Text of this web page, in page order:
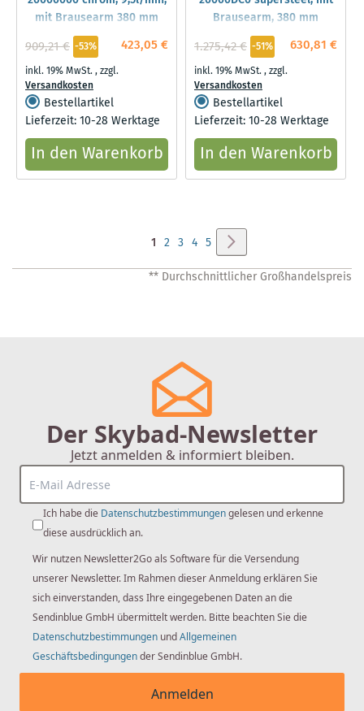
mit Brausearm 380 mm
423,05 €
909,21 € -53%
inkl. 19% MwSt.,zzgl.
Versandkosten
Bestellartikel
Lieferzeit: 10-28 Werktage
In den Warenkorb
Brausearm, 380 mm
630,81 €
1.275,42 € -51%
inkl. 19% MwSt.,zzgl.
Versandkosten
Bestellartikel
Lieferzeit: 10-28 Werktage
In den Warenkorb
Sie
lesen
1 Seite
2 Seite
3 Seite
4 Seite
5
** Durchschnittlicher Großhandelspreis
Der Skybad-Newsletter
Jetzt anmelden & informiert bleiben.
Ich habe die Datenschutzbestimmungengelesen und erkenne
diese ausdrücklich an.
Wir nutzen Newsletter2Go als Software für die Versendung
unserer Newsletter. Im Rahmen dieser Anmeldung erklären Sie
sich einverstanden, dass Ihre eingegebenen Daten an die
Sendinblue GmbH übermittelt werden. Bitte beachten Sie die
Datenschutzbestimmungen undAllgemeinen
Geschäftsbedingungender Sendinblue GmbH.
Anmelden